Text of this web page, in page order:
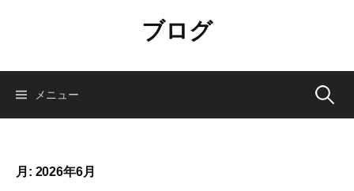
ン
ブログ
メニュー 検
月: 2026年6月